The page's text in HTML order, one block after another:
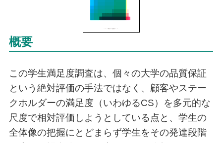
概要
この学生満足度調査は、個々の大学の品質保証
という絶対評価の手法ではなく、顧客やステー
クホルダーの満足度（いわゆるCS）を多元的な
尺度で相対評価しようとしている点と、学生の
全体像の把握にとどまらず学生をその発達段階